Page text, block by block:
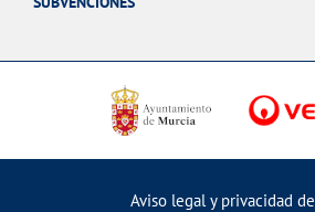
Aviso legal y privacidad